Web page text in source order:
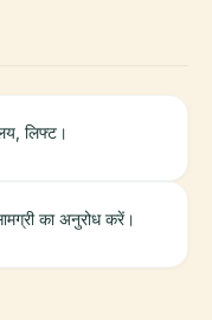
लिफ्ट।
का अनुरोध करें।